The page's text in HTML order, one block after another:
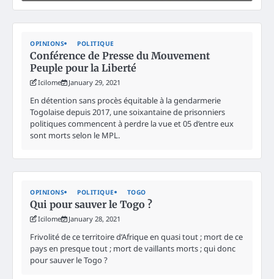
OPINIONS POLITIQUE
Conférence de Presse du Mouvement
Peuple pour la Liberté
Icilome January 29, 2021
En détention sans procès équitable à la gendarmerie
Togolaise depuis 2017, une soixantaine de prisonniers
politiques commencent à perdre la vue et 05 d’entre eux
sont morts selon le MPL.
OPINIONS POLITIQUE TOGO
Qui pour sauver le Togo ?
Icilome January 28, 2021
Frivolité de ce territoire d’Afrique en quasi tout ; mort de ce
pays en presque tout ; mort de vaillants morts ; qui donc
pour sauver le Togo ?